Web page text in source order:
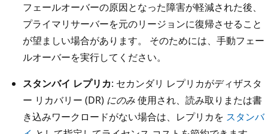
フェールオーバーの原因となった障害が軽減された後、
プライマリサーバーを元のリージョンに復帰させること
が望ましい場合があります。 そのためには、手動フェー
ルオーバーを実行してください。
スタンバイ レプリカ: セカンダリ レプリカがディザスタ
ー リカバリー (DR) にのみ使用され、読み取りまたは書
き込みワークロードがない場合は、レプリカを スタンバ